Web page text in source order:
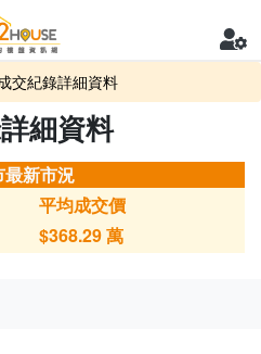
交紀錄詳細資料
細資料
新市況
平均成交價
$368.29萬